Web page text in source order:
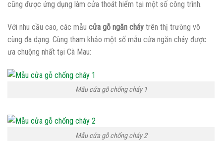
cũng được ứng dụng làm cửa thoát hiểm tại một số công trình.
Với nhu cầu cao, các mẫu cửa gỗ ngăn cháy trên thị trường vô
cùng đa dạng. Cùng tham khảo một số mẫu cửa ngăn cháy được
ưa chuộng nhất tại Cà Mau:
Mẫu cửa gỗ chống cháy 1
Mẫu cửa gỗ chống cháy 2